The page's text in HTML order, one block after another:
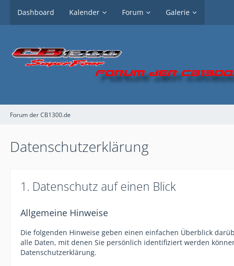
Dashboard Kalender Forum Galerie
Forum der CB1300.de
Datenschutzerklärung
1. Datenschutz auf einen Blick
Allgemeine Hinweise
Die folgenden Hinweise geben einen einfachen Überblick
alle Daten, mit denen Sie persönlich identifiziert werden
Datenschutzerklärung.